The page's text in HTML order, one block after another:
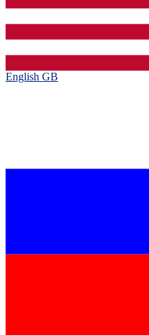
English GB‎